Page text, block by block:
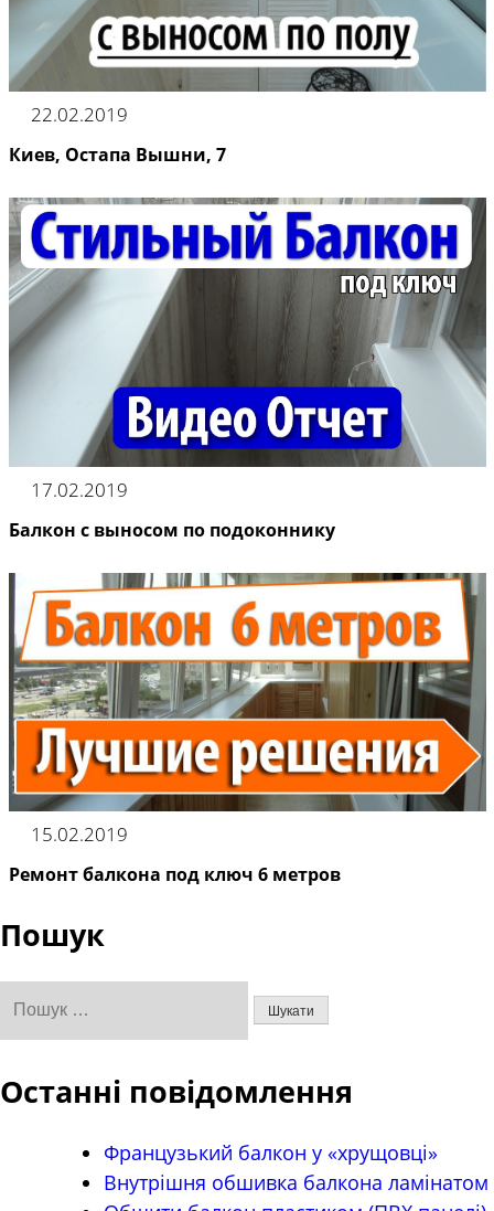
22.02.2019
Киев, Остапа Вышни, 7
17.02.2019
Балкон с выносом по подоконнику
15.02.2019
Ремонт балкона под ключ 6 метров
Пошук
Останні повідомлення
Французький балкон у «хрущовці»
Внутрішня обшивка балкона ламінатом